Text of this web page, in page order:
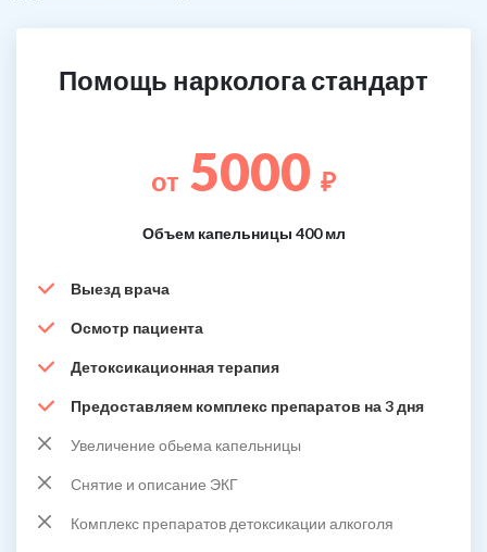
Помощь нарколога стандарт
от 5000 ₽
Объем капельницы 400 мл
Выезд врача
Осмотр пациента
Детоксикационная терапия
Предоставляем комплекс препаратов на 3 дня
Увеличение обьема капельницы
Снятие и описание ЭКГ
Комплекс препаратов детоксикации алкоголя